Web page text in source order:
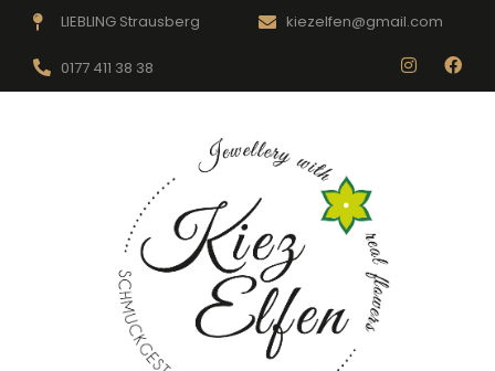
LIEBLING Strausberg kiezelfen@gmail.com
0177 411 38 38